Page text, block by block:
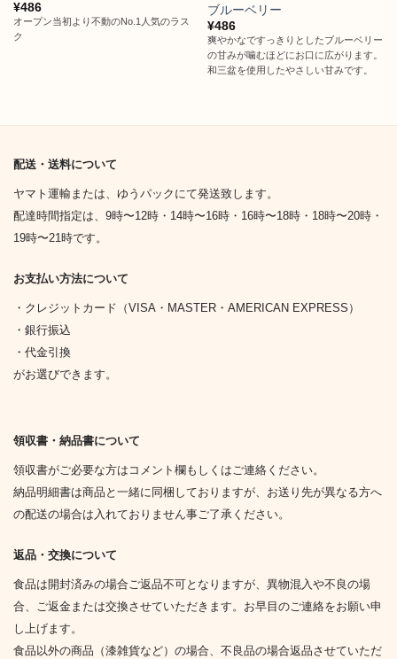
¥486
オープン当初より不動のNo.1人気のラス
ク
ブルーベリー
¥486
爽やかなですっきりとしたブルーベリー
の甘みが噛むほどにお口に広がります。
和三盆を使用したやさしい甘みです。
配送・送料について
ヤマト運輸または、ゆうパックにて発送致します。
配達時間指定は、9時〜12時・14時〜16時・16時〜18時・18時〜20時・
19時〜21時です。
お支払い方法について
・クレジットカード（VISA・MASTER・AMERICAN EXPRESS）
・銀行振込
・代金引換
がお選びできます。
領収書・納品書について
領収書がご必要な方はコメント欄もしくはご連絡ください。
納品明細書は商品と一緒に同梱しておりますが、お送り先が異なる方へ
の配送の場合は入れておりません事ご了承ください。
返品・交換について
食品は開封済みの場合ご返品不可となりますが、異物混入や不良の場
合、ご返金または交換させていただきます。お早目のご連絡をお願い申
し上げます。
食品以外の商品（漆雑貨など）の場合、不良品の場合返品させていただ